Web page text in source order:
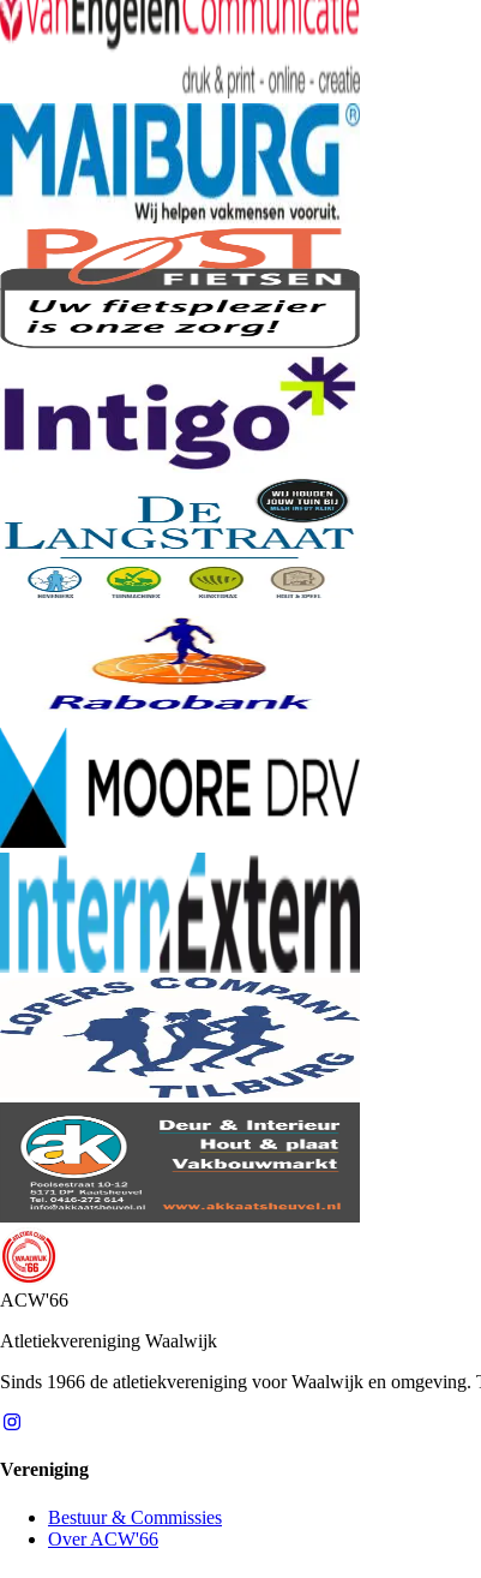
ACW'66
Atletiekvereniging Waalwijk
Sinds 1966 de atletiekvereniging voor Waalwijk en
Vereniging
Bestuur & Commissies
Over ACW'66